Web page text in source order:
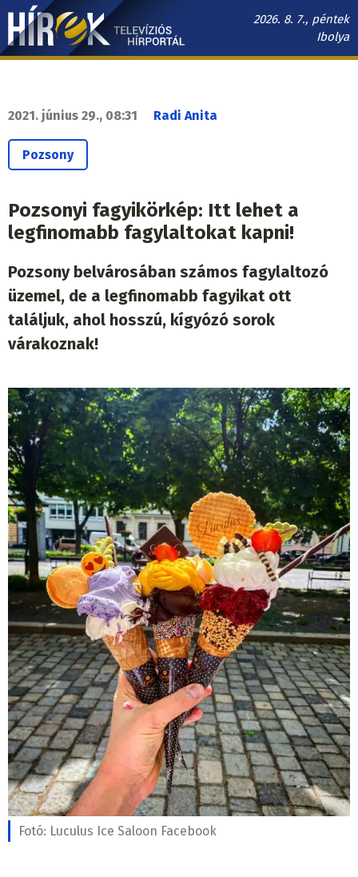
Ugrás
tartalomra
2026. 8. 7., péntek
Ibolya
Hírek.sk
navigáció
2021. június 29., 08:31 Radi Anita
Pozsony
Pozsonyi fagyikörkép: Itt lehet a
legfinomabb fagylaltokat kapni!
Pozsony belvárosában számos fagylaltozó
üzemel, de a legfinomabb fagyikat ott
találjuk, ahol hosszú, kígyózó sorok
várakoznak!
Fotó: Luculus Ice Saloon Facebook